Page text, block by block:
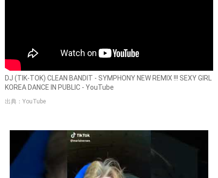
DJ (TIK-TOK) CLEAN BANDIT - SYMPHONY NEW REMIX !!! SEXY GIRL
KOREA DANCE IN PUBLIC - YouTube
出典：YouTube